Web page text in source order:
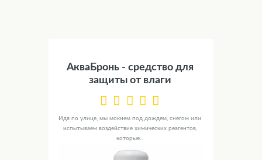
АкваБронь - средство для
защиты от влаги
Идя по улице, мы мокнем под дождем, снегом или
испытываем воздействие химических реагентов,
которые...